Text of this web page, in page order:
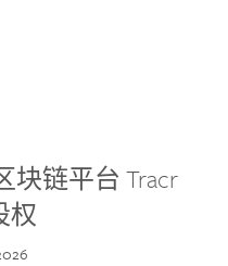
块链平台 Tracr
权